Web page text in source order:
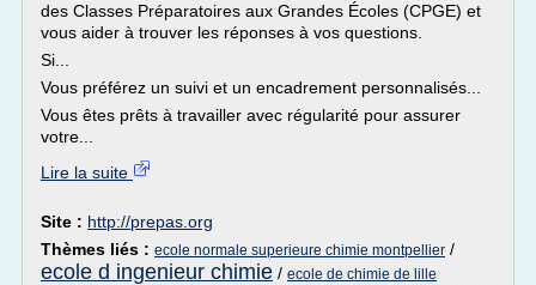
des Classes Préparatoires aux Grandes Écoles (CPGE) et
vous aider à trouver les réponses à vos questions.
Si...
Vous préférez un suivi et un encadrement personnalisés...
Vous êtes prêts à travailler avec régularité pour assurer
votre...
Lire la suite
Site : http://prepas.org
Thèmes liés : ecole normale superieure chimie montpellier /
ecole d ingenieur chimie / ecole de chimie de lille